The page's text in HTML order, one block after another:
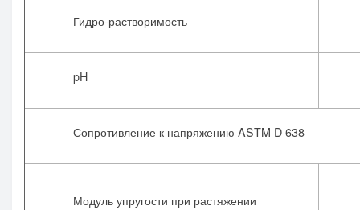
Гидро-растворимость
pH
Сопротивление к напряжению ASTM D 638
Модуль упругости при растяжении